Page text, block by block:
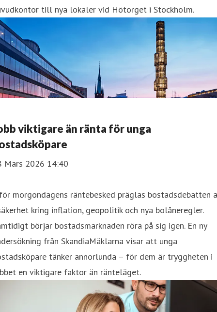
till nya lokaler vid Hötorget i Stockholm.
viktigare än ränta för unga
Mars 2026 14:40
morgondagens räntebesked präglas bostadsdebatten
kring inflation, geopolitik och nya bolåneregler.
börjar bostadsmarknaden röra på sig igen. En ny
från SkandiaMäklarna visar att unga
tänker annorlunda – för dem är tryggheten i
en viktigare faktor än ränteläget.